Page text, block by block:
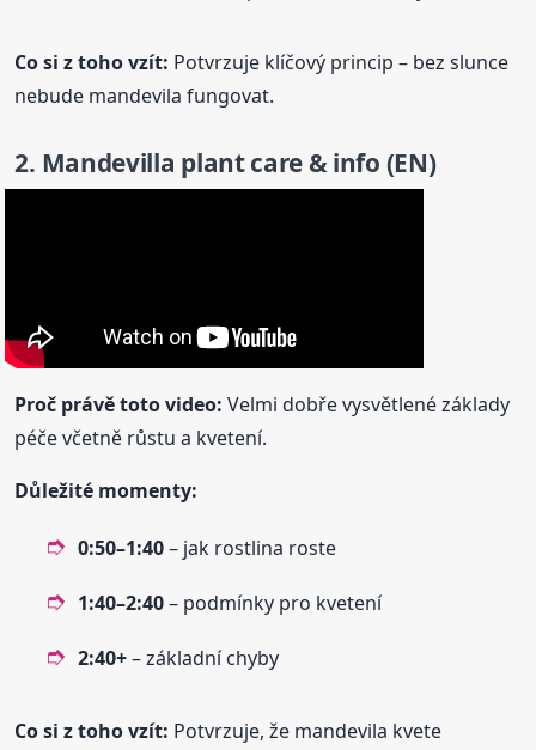
Co si z toho vzít: Potvrzuje klíčový princip – bez slunce
nebude mandevila fungovat.
2. Mandevilla plant care & info (EN)
Proč právě toto video: Velmi dobře vysvětlené základy
péče včetně růstu a kvetení.
Důležité momenty:
0:50–1:40– jak rostlina roste
1:40–2:40– podmínky pro kvetení
2:40+– základní chyby
Co si z toho vzít: Potvrzuje, že mandevila kvete